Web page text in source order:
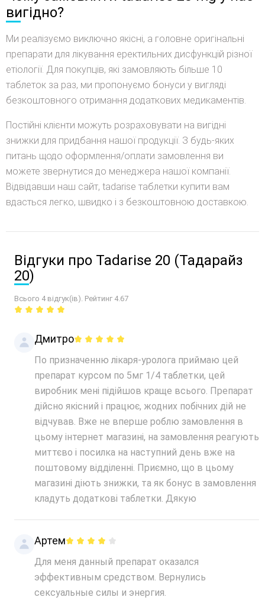
вигідно?
Ми реалізуємо виключно якісні, а головне оригінальні
препарати для лікування еректильних дисфункцій різної
етіології. Для покупців, які замовляють більше 10
таблеток за раз, ми пропонуємо бонуси у вигляді
безкоштовного отримання додаткових медикаментів.
Постійні клієнти можуть розраховувати на вигідні
знижки для придбання нашої продукції. З будь-яких
питань щодо оформлення/оплати замовлення ви
можете звернутися до менеджера нашої компанії.
Відвідавши наш сайт, tadarise таблетки купити вам
вдасться легко, швидко і з безкоштовною доставкою.
Відгуки про Tadarise 20 (Тадарайз
20)
Всього 4 відгук(ів). Рейтинг 4.67
Дмитро
По призначенню лікаря-уролога приймаю цей
препарат курсом по 5мг 1/4 таблетки, цей
виробник мені підійшов краще всього. Препарат
дійсно якісний і працює, жодних побічних дій не
відчував. Вже не вперше роблю замовлення в
цьому інтернет магазині, на замовлення реагують
миттєво і посилка на наступний день вже на
поштовому відділенні. Приємно, що в цьому
магазині діють знижки, та як бонус в замовлення
кладуть додаткові таблетки. Дякую
Артем
Для меня данный препарат оказался
эффективным средством. Вернулись
сексуальные силы и энергия.